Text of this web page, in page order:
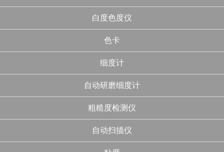
白度色度仪
色卡
细度计
自动研磨细度计
粗糙度检测仪
自动扫描仪